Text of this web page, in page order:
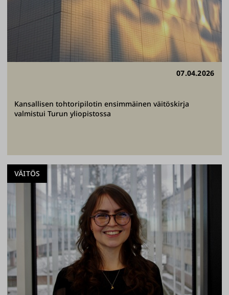
07.04.2026
Kansallisen tohtoripilotin ensimmäinen väitöskirja
valmistui Turun yliopistossa
VÄITÖS